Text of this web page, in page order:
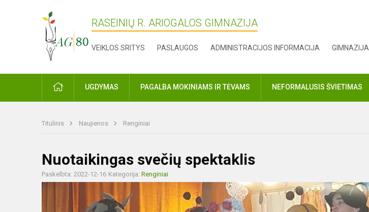
RASEINIŲ R. ARIOGALOS GIMNAZIJA
VEIKLOS SRITYS PASLAUGOS ADMINISTRACIJOS INFORMACIJA GIMNAZIJA
PRADŽIAUGDYMAS PAGALBA MOKINIAMS IR TĖVAMS NEFORMALUSIS ŠVIETIMAS
Titulinis Naujienos Renginiai
Nuotaikingas svečių spektaklis
Paskelbta: 2022-12-16 Kategorija: Renginiai